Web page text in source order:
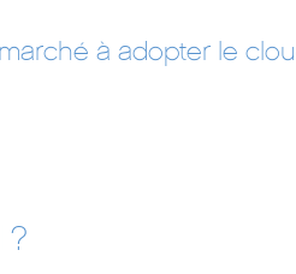
à adopter le
?